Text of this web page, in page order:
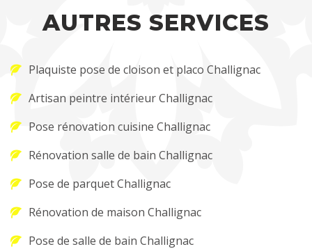
AUTRES SERVICES
Plaquiste pose de cloison et placo Challignac
Artisan peintre intérieur Challignac
Pose rénovation cuisine Challignac
Rénovation salle de bain Challignac
Pose de parquet Challignac
Rénovation de maison Challignac
Pose de salle de bain Challignac